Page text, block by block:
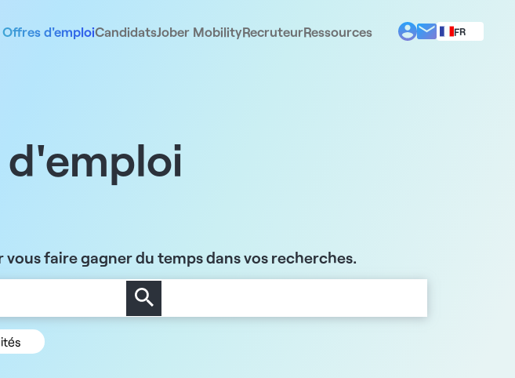
Offres d'emploiCandidatsJober MobilityRecruteurRessources
FR
d'emploi
faire gagner du temps dans vos recherches.